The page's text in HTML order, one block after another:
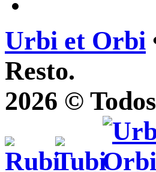
Urbi et Orbi
Resto.
2026 ©